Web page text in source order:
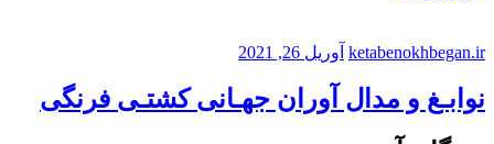
ketabenokhbegan.ir آوریل 26, 2021
نوابـغ و مدال آوران جهـانی کشتـی فرنگی